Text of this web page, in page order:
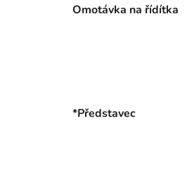
Omotávka na řídítka
*Představec